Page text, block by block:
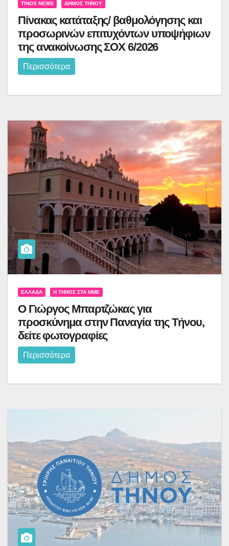
TINOS NEWS ΔΉΜΟΣ ΤΉΝΟΥ
Πίνακας κατάταξης/ βαθμολόγησης και
προσωρινών επιτυχόντων υποψήφιων
της ανακοίνωσης ΣΟΧ 6/2026
Περισσότερα
ΕΛΛΆΔΑ Η ΤΉΝΟΣ ΣΤΑ ΜΜΕ
Ο Γιώργος Μπαρτζώκας για
προσκύνημα στην Παναγία της Τήνου,
δείτε φωτογραφίες
Περισσότερα